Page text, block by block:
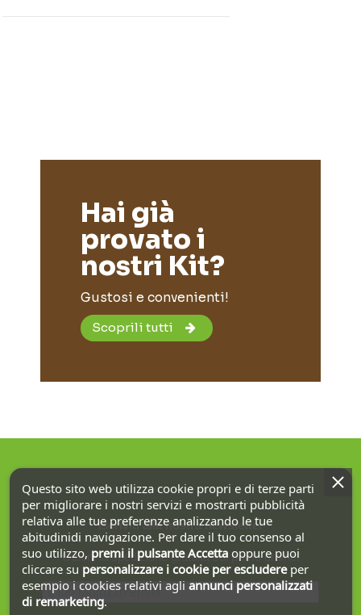
Hai già
provato i
nostri Kit?
Gustosi e convenienti!
Scoprili tutti
Iscriviti alla nostra newsletter
Ottieni la spedizione gratuita sul primo ordine!
Questo sito web utilizza cookie propri e di terze parti
per migliorare i nostri servizi e mostrarti pubblicità
relativa alle tue preferenze analizzando le tue
abitudinidi navigazione. Per dare il tuo consenso al
suo utilizzo, premi il pulsante Accettaoppure puoi
cliccare su personalizzare i cookie per escludereper
esempio i cookies relativi agli annunci personalizzati
di remarketing.